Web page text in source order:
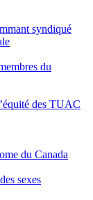
syndiqué
du
des TUAC
du Canada
sexes